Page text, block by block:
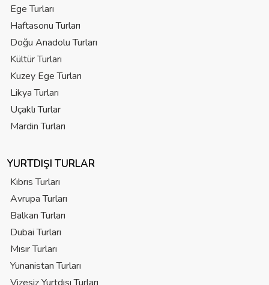
Ege Turları
Haftasonu Turları
Doğu Anadolu Turları
Kültür Turları
Kuzey Ege Turları
Likya Turları
Uçaklı Turlar
Mardin Turları
YURTDIŞI TURLAR
Kıbrıs Turları
Avrupa Turları
Balkan Turları
Dubai Turları
Mısır Turları
Yunanistan Turları